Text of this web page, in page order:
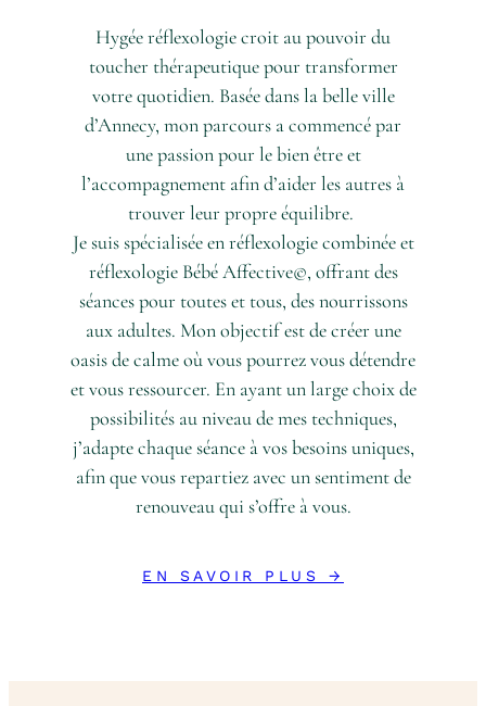
Hygée réflexologie croit au pouvoir du
toucher thérapeutique pour transformer
votre quotidien. Basée dans la belle ville
d’Annecy, mon parcours a commencé par
une passion pour le bien être et
l’accompagnement afin d’aider les autres à
trouver leur propre équilibre.
Je suis spécialisée en réflexologie combinée et
réflexologie Bébé Affective©, offrant des
séances pour toutes et tous, des nourrissons
aux adultes. Mon objectif est de créer une
oasis de calme où vous pourrez vous détendre
et vous ressourcer. En ayant un large choix de
possibilités au niveau de mes techniques,
j’adapte chaque séance à vos besoins uniques,
afin que vous repartiez avec un sentiment de
renouveau qui s’offre à vous.
EN SAVOIR PLUS →